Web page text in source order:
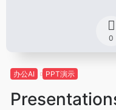
0
办公AI PPT演示